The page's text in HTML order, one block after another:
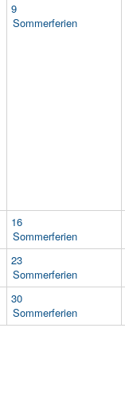
9
Sommerferien
16
Sommerferien
23
Sommerferien
30
Sommerferien